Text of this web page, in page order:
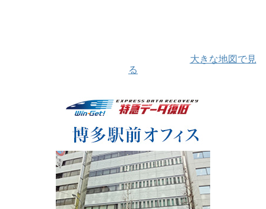
大きな地図で見
る